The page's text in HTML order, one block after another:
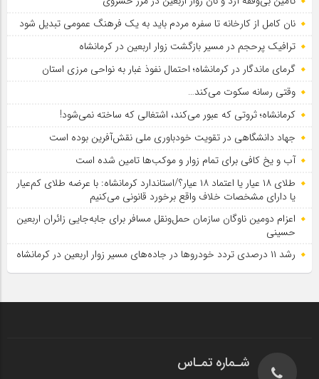
نان کامل از کارخانه تا سفره مردم باید به یک فرهنگ عمومی تبدیل شود
ترافیک پرحجم در مسیر بازگشت زوار اربعین در کرمانشاه
گرمای ماندگار در کرمانشاه؛ احتمال نفوذ غبار به نواحی مرزی استان
وقتی رسانه سکوت می‌کند…
کرمانشاه؛ ثروتی که عبور می‌کند، اشتغالی که ساخته نمی‌شود!
جهاد دانشگاهی در تقویت خودباوری ملی نقش‌آفرین بوده است
آب و یخ کافی برای تمام زوار و موکب‌ها تامین شده است
طلای ۱۸ عیار یا اعتماد ۱۸ عیار؟/استاندارد کرمانشاه: با عرضه طلای کم‌عیار
یا دارای مشخصات خلاف واقع برخورد قانونی می‌کنیم
اعزام دومین ناوگان سازمان حمل‌ونقل مسافر برای جابه‌جایی زائران اربعین
حسینی
رشد ۱۱ درصدی تردد خودروها در جاده‌های مسیر زوار اربعین در کرمانشاه
شـماره تمـاس